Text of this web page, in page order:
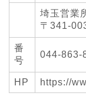
埼玉営業
〒341-
番
号
044-863-
HP https://